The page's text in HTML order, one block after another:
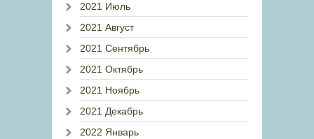
2021 Июль
2021 Август
2021 Сентябрь
2021 Октябрь
2021 Ноябрь
2021 Декабрь
2022 Январь